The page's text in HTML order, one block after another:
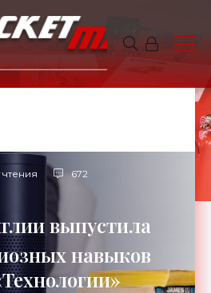
чтения 672
выпустила
навыков